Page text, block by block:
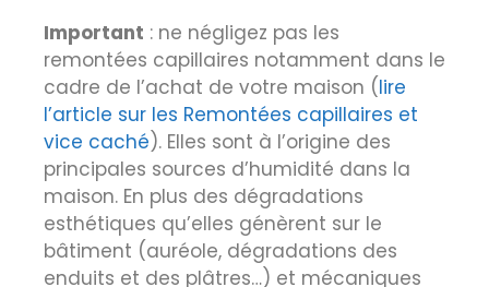
Important : ne négligez pas les
remontées capillaires notamment dans le
cadre de l’achat de votre maison (lire
l’article sur les Remontées capillaires et
vice caché). Elles sont à l’origine des
principales sources d’humidité dans la
maison. En plus des dégradations
esthétiques qu’elles génèrent sur le
bâtiment (auréole, dégradations des
enduits et des plâtres…) et mécaniques